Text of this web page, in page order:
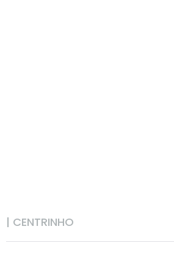
| CENTRINHO